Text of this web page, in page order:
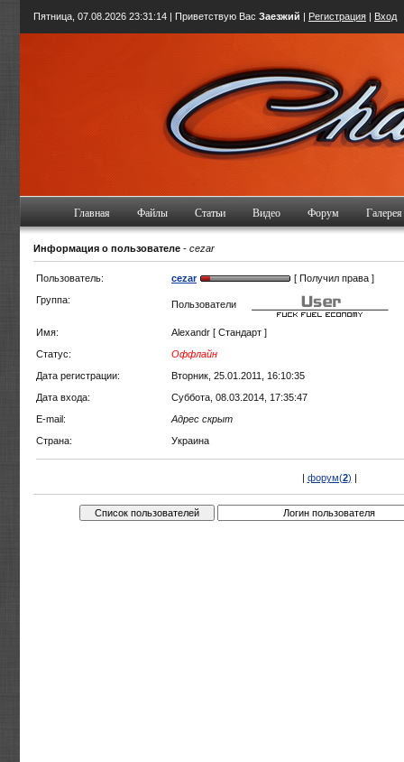
Пятница, 07.08.2026 23:31:15 | Приветствую Вас Заезжий | Регистрация | Вход
Главная Файлы Статьи Видео Форум Галерея
Информация о пользователе - cezar
Пользователь: cezar
[ Получил права ]
Группа:
Пользователи
Имя:
Alexandr [ Стандарт ]
Статус:
Оффлайн
Дата регистрации:
Вторник, 25.01.2011, 16:10:35
Дата входа:
Суббота, 08.03.2014, 17:35:47
E-mail:
Адрес скрыт
Страна:
Украина
форум(2)